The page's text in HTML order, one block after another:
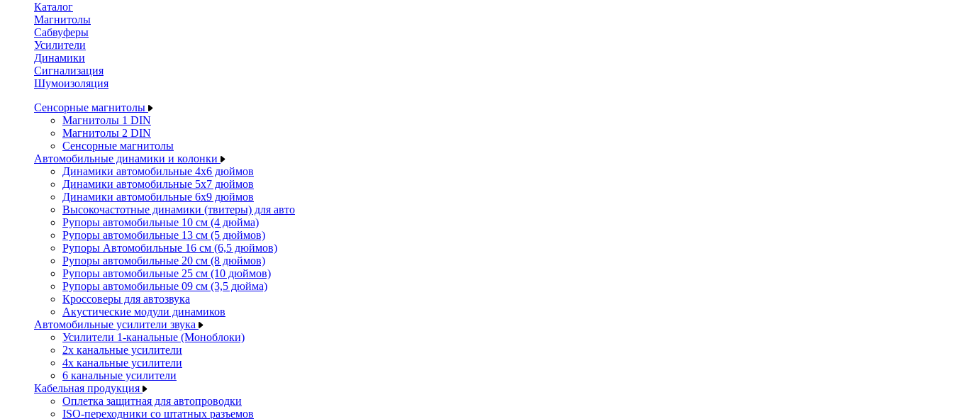
Каталог
Магнитолы
Сабвуферы
Усилители
Динамики
Сигнализация
Шумоизоляция
Сенсорные магнитолы
Магнитолы 1 DIN
Магнитолы 2 DIN
Сенсорные магнитолы
Автомобильные динамики и колонки
Динамики автомобильные 4x6 дюймов
Динамики автомобильные 5x7 дюймов
Динамики автомобильные 6x9 дюймов
Высокочастотные динамики (твитеры) для авто
Рупоры автомобильные 10 см (4 дюйма)
Рупоры автомобильные 13 см (5 дюймов)
Рупоры Автомобильные 16 см (6,5 дюймов)
Рупоры автомобильные 20 см (8 дюймов)
Рупоры автомобильные 25 см (10 дюймов)
Рупоры автомобильные 09 см (3,5 дюйма)
Кроссоверы для автозвука
Акустические модули динамиков
Автомобильные усилители звука
Усилители 1-канальные (Моноблоки)
2х канальные усилители
4х канальные усилители
6 канальные усилители
Кабельная продукция
Оплетка защитная для автопроводки
ISO-переходники со штатных разъемов